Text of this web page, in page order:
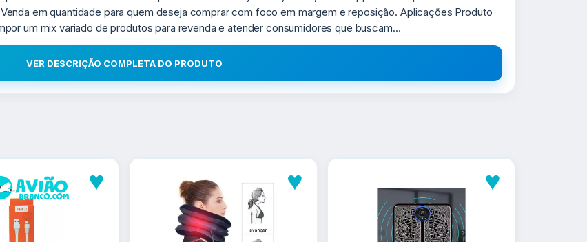
em quantidade para quem deseja comprar com foco em margem e reposição. Aplicações Produto
um mix variado de produtos para revenda e atender consumidores que buscam...
VER DESCRIÇÃO COMPLETA DO PRODUTO
♥ ♥ ♥